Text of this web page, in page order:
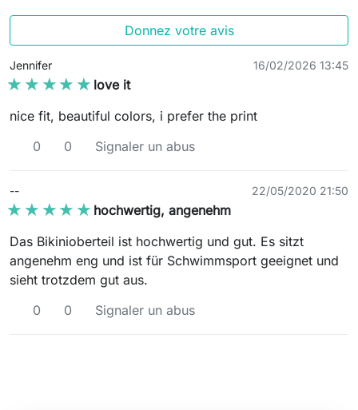
Donnez votre avis
Jennifer 16/02/2026 13:45
★★★★★
★★★★★ love it
nice fit, beautiful colors, i prefer the print
0
0 Signaler un abus
-- 22/05/2020 21:50
★★★★★
★★★★★ hochwertig, angenehm
Das Bikinioberteil ist hochwertig und gut. Es sitzt
angenehm eng und ist für Schwimmsport geeignet und
sieht trotzdem gut aus.
0
0 Signaler un abus